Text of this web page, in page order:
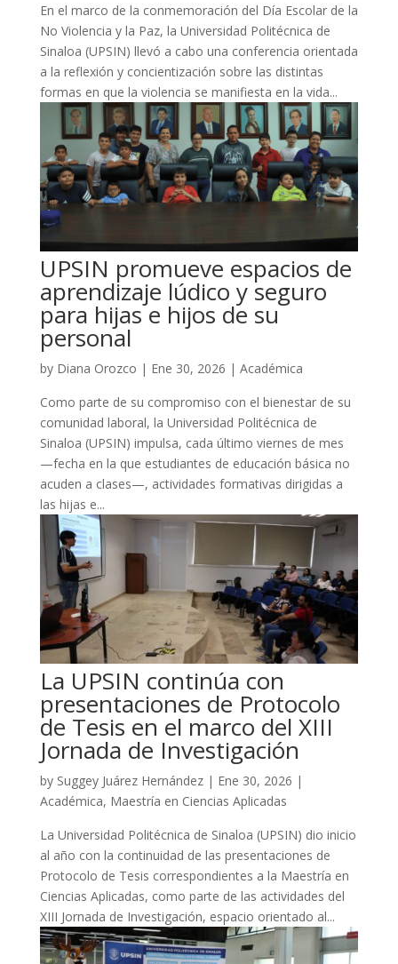
En el marco de la conmemoración del Día Escolar de la
No Violencia y la Paz, la Universidad Politécnica de
Sinaloa (UPSIN) llevó a cabo una conferencia orientada
a la reflexión y concientización sobre las distintas
formas en que la violencia se manifiesta en la vida...
UPSIN promueve espacios de
aprendizaje lúdico y seguro
para hijas e hijos de su
personal
by Diana Orozco | Ene 30, 2026 | Académica
Como parte de su compromiso con el bienestar de su
comunidad laboral, la Universidad Politécnica de
Sinaloa (UPSIN) impulsa, cada último viernes de mes
—fecha en la que estudiantes de educación básica no
acuden a clases—, actividades formativas dirigidas a
las hijas e...
La UPSIN continúa con
presentaciones de Protocolo
de Tesis en el marco del XIII
Jornada de Investigación
by Suggey Juárez Hernández| Ene 30, 2026 |
Académica, Maestría en Ciencias Aplicadas
La Universidad Politécnica de Sinaloa (UPSIN) dio inicio
al año con la continuidad de las presentaciones de
Protocolo de Tesis correspondientes a la Maestría en
Ciencias Aplicadas, como parte de las actividades del
XIII Jornada de Investigación, espacio orientado al...